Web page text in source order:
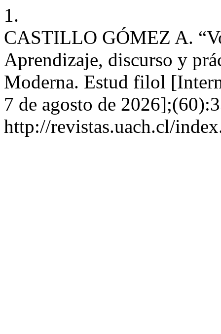
1.
CASTILLO GÓMEZ A.
Aprendizaje, discurso y
Moderna. Estud filol
7 de agosto de
http://revistas.uach.cl/